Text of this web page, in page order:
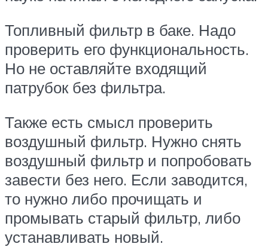
Топливный фильтр в баке. Надо
проверить его функциональность.
Но не оставляйте входящий
патрубок без фильтра.
Также есть смысл проверить
воздушный фильтр. Нужно снять
воздушный фильтр и попробовать
завести без него. Если заводится,
то нужно либо прочищать и
промывать старый фильтр, либо
устанавливать новый.